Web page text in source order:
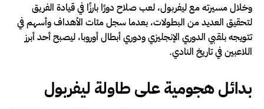
وخلال مسيرته مع ليفربول، لعب صلاح دورًا بارزًا في قيادة الفريق
لتحقيق العديد من البطولات، بعدما سجل مئات الأهداف وأسهم في
تتويجه بلقبي الدوري الإنجليزي ودوري أبطال أوروبا، ليصبح أحد أبرز
اللاعبين في تاريخ النادي.
بدائل هجومية على طاولة ليفربول